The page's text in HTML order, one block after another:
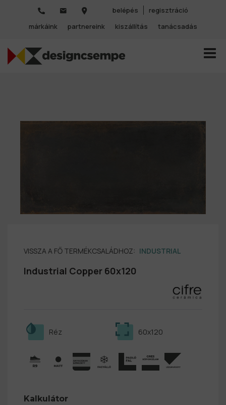
belépés
regisztráció
márkáink
partnereink kiszállítás tanácsadás
VISSZA A FŐ TERMÉKCSALÁDHOZ: INDUSTRIAL
Industrial Copper 60x120
60x120
Réz
Kalkulátor